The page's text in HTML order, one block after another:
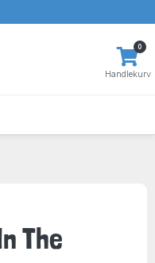
Handlekurv
0
The